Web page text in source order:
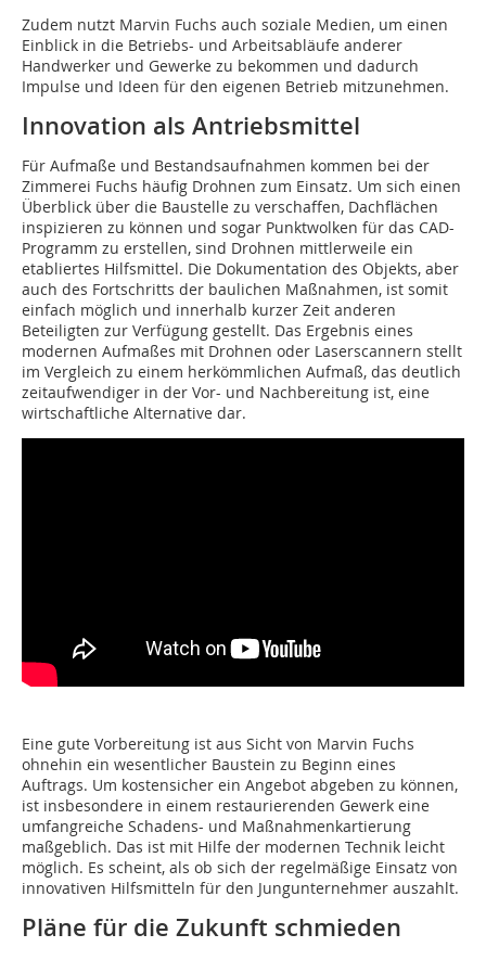
Zudem nutzt Marvin Fuchs auch soziale Medien, um einen
Einblick in die Betriebs- und Arbeitsabläufe anderer
Handwerker und Gewerke zu bekommen und dadurch
Impulse und Ideen für den eigenen Betrieb mitzunehmen.
Innovation als Antriebsmittel
Für Aufmaße und Bestandsaufnahmen kommen bei der
Zimmerei Fuchs häufig Drohnen zum Einsatz. Um sich einen
Überblick über die Baustelle zu verschaffen, Dachflächen
inspizieren zu können und sogar Punktwolken für das CAD-
Programm zu erstellen, sind Drohnen mittlerweile ein
etabliertes Hilfsmittel. Die Dokumentation des Objekts, aber
auch des Fortschritts der baulichen Maßnahmen, ist somit
einfach möglich und innerhalb kurzer Zeit anderen
Beteiligten zur Verfügung gestellt. Das Ergebnis eines
modernen Aufmaßes mit Drohnen oder Laserscannern stellt
im Vergleich zu einem herkömmlichen Aufmaß, das deutlich
zeitaufwendiger in der Vor- und Nachbereitung ist, eine
wirtschaftliche Alternative dar.
Eine gute Vorbereitung ist aus Sicht von Marvin Fuchs
ohnehin ein wesentlicher Baustein zu Beginn eines
Auftrags. Um kostensicher ein Angebot abgeben zu können,
ist insbesondere in einem restaurierenden Gewerk eine
umfangreiche Schadens- und Maßnahmenkartierung
maßgeblich. Das ist mit Hilfe der modernen Technik leicht
möglich. Es scheint, als ob sich der regelmäßige Einsatz von
innovativen Hilfsmitteln für den Jungunternehmer auszahlt.
Pläne für die Zukunft schmieden